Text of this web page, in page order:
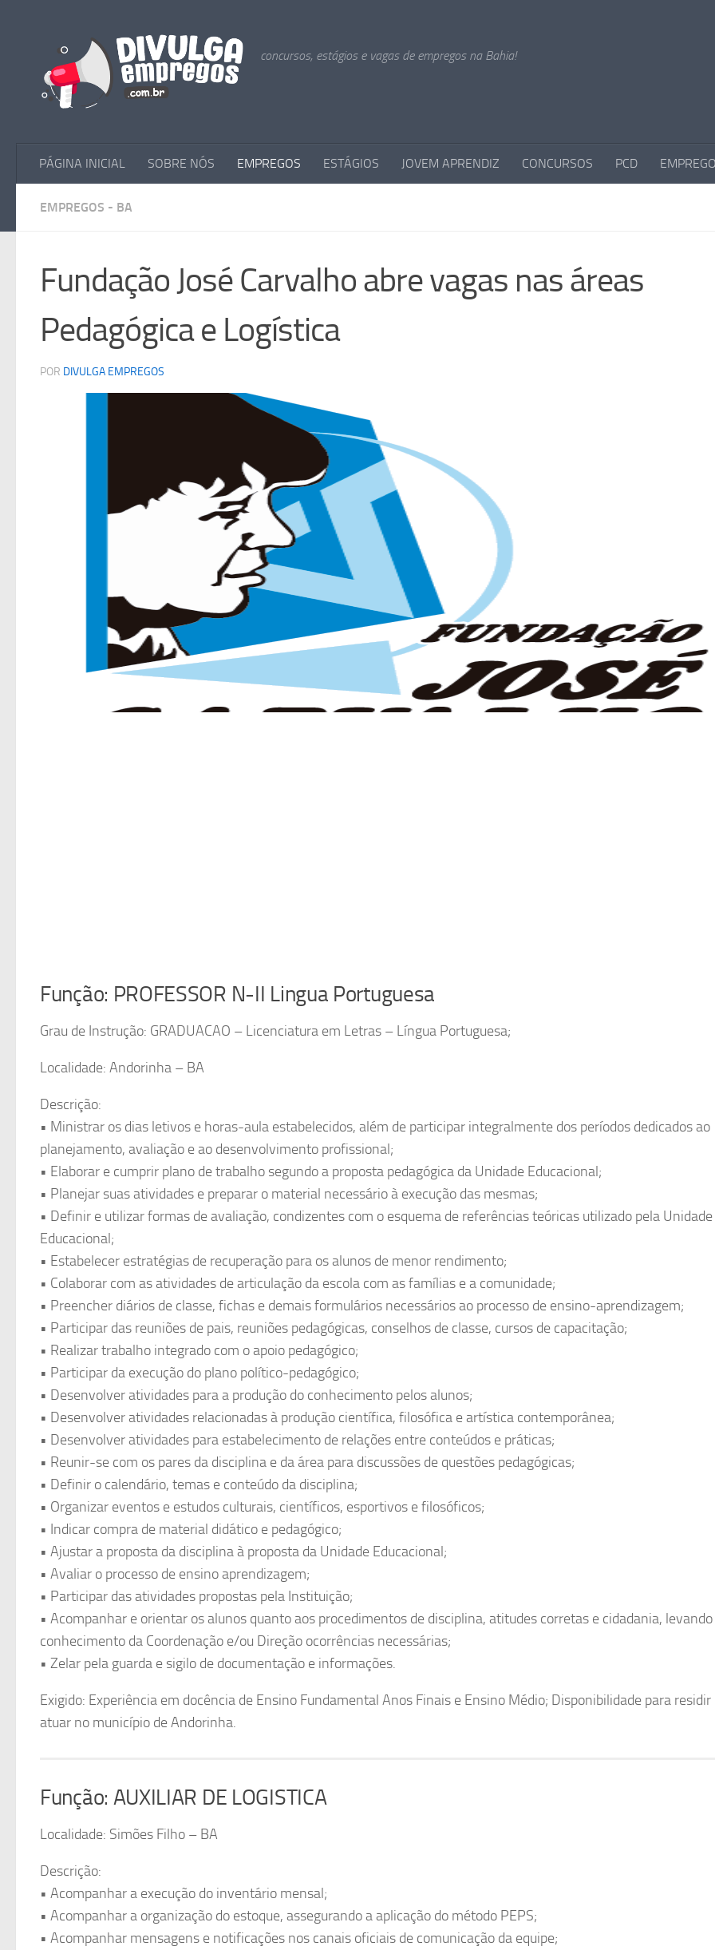
concursos, estágios e vagas de empregos na Bahia!
PÁGINA INICIAL SOBRE NÓS EMPREGOS ESTÁGIOS JOVEM APRENDIZ CONCURSOS PCD
EMPREGOS - BA
Fundação José Carvalho abre vagas nas áreas
Pedagógica e Logística
POR DIVULGA EMPREGOS
Função: PROFESSOR N-II Lingua Portuguesa
Grau de Instrução: GRADUACAO – Licenciatura em Letras – Língua Portuguesa;
Localidade: Andorinha – BA
Descrição:
• Ministrar os dias letivos e horas-aula estabelecidos, além de participar integralmente dos períodos dedicados ao
planejamento, avaliação e ao desenvolvimento profissional;
• Elaborar e cumprir plano de trabalho segundo a proposta pedagógica da Unidade Educacional;
• Planejar suas atividades e preparar o material necessário à execução das mesmas;
• Definir e utilizar formas de avaliação, condizentes com o esquema de referências teóricas utilizado pela Unidade
Educacional;
• Estabelecer estratégias de recuperação para os alunos de menor rendimento;
• Colaborar com as atividades de articulação da escola com as famílias e a comunidade;
• Preencher diários de classe, fichas e demais formulários necessários ao processo de ensino-aprendizagem;
• Participar das reuniões de pais, reuniões pedagógicas, conselhos de classe, cursos de capacitação;
• Realizar trabalho integrado com o apoio pedagógico;
• Participar da execução do plano político-pedagógico;
• Desenvolver atividades para a produção do conhecimento pelos alunos;
• Desenvolver atividades relacionadas à produção científica, filosófica e artística contemporânea;
• Desenvolver atividades para estabelecimento de relações entre conteúdos e práticas;
• Reunir-se com os pares da disciplina e da área para discussões de questões pedagógicas;
• Definir o calendário, temas e conteúdo da disciplina;
• Organizar eventos e estudos culturais, científicos, esportivos e filosóficos;
• Indicar compra de material didático e pedagógico;
• Ajustar a proposta da disciplina à proposta da Unidade Educacional;
• Avaliar o processo de ensino aprendizagem;
• Participar das atividades propostas pela Instituição;
• Acompanhar e orientar os alunos quanto aos procedimentos de disciplina, atitudes corretas e cidadania, levando
conhecimento da Coordenação e/ou Direção ocorrências necessárias;
• Zelar pela guarda e sigilo de documentação e informações.
Exigido: Experiência em docência de Ensino Fundamental Anos Finais e Ensino Médio; Disponibilidade para residir
atuar no município de Andorinha.
Função: AUXILIAR DE LOGISTICA
Localidade: Simões Filho – BA
Descrição:
• Acompanhar a execução do inventário mensal;
• Acompanhar a organização do estoque, assegurando a aplicação do método PEPS;
• Acompanhar mensagens e notificações nos canais oficiais de comunicação da equipe;